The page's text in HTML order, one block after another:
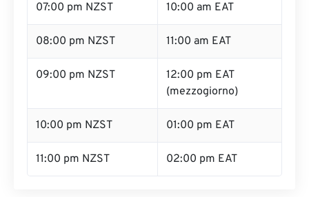
07:00 pm NZST 10:00 am EAT
08:00 pm NZST 11:00 am EAT
09:00 pm NZST
12:00 pm EAT
(mezzogiorno)
10:00 pm NZST 01:00 pm EAT
11:00 pm NZST 02:00 pm EAT